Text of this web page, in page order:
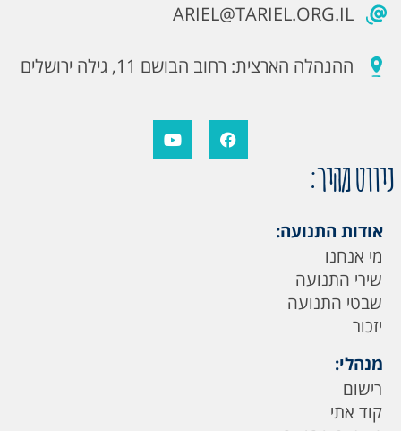
ARIEL@TARIEL.ORG.IL
ההנהלה הארצית: רחוב הבושם 11, גילה ירושלים
ניווט מהיר:
אודות התנועה:
מי אנחנו
שירי התנועה
שבטי התנועה
יזכור
מנהלי:
רישום
קוד אתי